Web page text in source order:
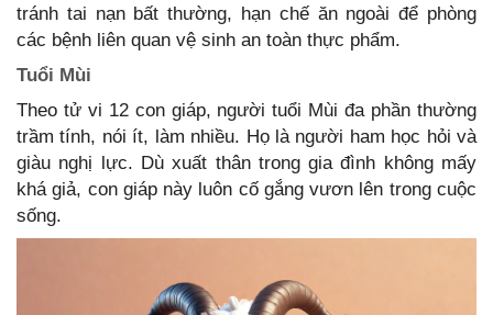
tránh tai nạn bất thường, hạn chế ăn ngoài để phòng
các bệnh liên quan vệ sinh an toàn thực phẩm.
Tuổi Mùi
Theo tử vi 12 con giáp, người tuổi Mùi đa phần thường
trầm tính, nói ít, làm nhiều. Họ là người ham học hỏi và
giàu nghị lực. Dù xuất thân trong gia đình không mấy
khá giả, con giáp này luôn cố gắng vươn lên trong cuộc
sống.